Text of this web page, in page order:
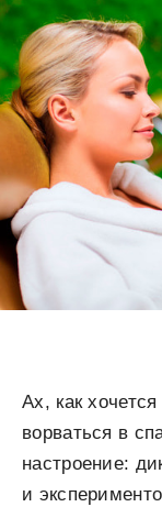
Ах, как
ворваться в
настроение:
и